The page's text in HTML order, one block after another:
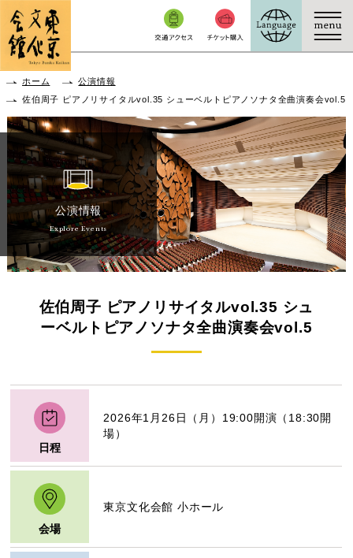
本文へ移動
ホーム
公演情報
佐伯周子 ピアノリサイタルvol.35 シューベルトピアノソナタ全曲演奏会vol.5
公演情報
Explore Events
佐伯周子 ピアノリサイタルvol.35 シュ
ーベルトピアノソナタ全曲演奏会vol.5
日程
2026年1月26日（月）19:00開演（18:30開
場）
会場
東京文化会館 小ホール